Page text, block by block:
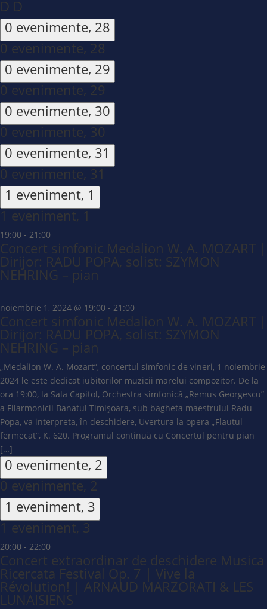
D D
0 evenimente, 28
0 evenimente, 28
0 evenimente, 29
0 evenimente, 29
0 evenimente, 30
0 evenimente, 30
0 evenimente, 31
0 evenimente, 31
1 eveniment, 1
1 eveniment, 1
19:00 - 21:00
Concert simfonic Medalion W. A. MOZART |
Dirijor: RADU POPA, solist: SZYMON
NEHRING – pian
noiembrie 1, 2024 @ 19:00 - 21:00
Concert simfonic Medalion W. A. MOZART |
Dirijor: RADU POPA, solist: SZYMON
NEHRING – pian
„Medalion W. A. Mozart”, concertul simfonic de vineri, 1 noiembrie
2024 le este dedicat iubitorilor muzicii marelui compozitor. De la
ora 19:00, la Sala Capitol, Orchestra simfonică „Remus Georgescu”
a Filarmonicii Banatul Timișoara, sub bagheta maestrului Radu
Popa, va interpreta, în deschidere, Uvertura la opera „Flautul
fermecat”, K. 620. Programul continuă cu Concertul pentru pian
[…]
0 evenimente, 2
0 evenimente, 2
1 eveniment, 3
1 eveniment, 3
20:00 - 22:00
Concert extraordinar de deschidere Musica
Ricercata Festival Op. 7 | Vive la
Révolution! | ARNAUD MARZORATI & LES
LUNAISIENS